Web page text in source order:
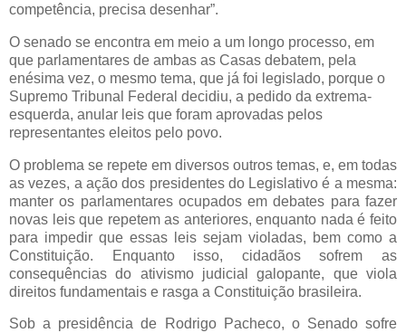
competência, precisa desenhar”.
O senado se encontra em meio a um longo processo, em
que parlamentares de ambas as Casas debatem, pela
enésima vez, o mesmo tema, que já foi legislado, porque o
Supremo Tribunal Federal decidiu, a pedido da extrema-
esquerda, anular leis que foram aprovadas pelos
representantes eleitos pelo povo.
O problema se repete em diversos outros temas, e, em todas
as vezes, a ação dos presidentes do Legislativo é a mesma:
manter os parlamentares ocupados em debates para fazer
novas leis que repetem as anteriores, enquanto nada é feito
para impedir que essas leis sejam violadas, bem como a
Constituição. Enquanto isso, cidadãos sofrem as
consequências do ativismo judicial galopante, que viola
direitos fundamentais e rasga a Constituição brasileira.
Sob a presidência de Rodrigo Pacheco, o Senado sofre